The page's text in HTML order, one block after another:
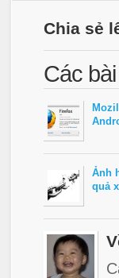
Chia sẻ
Các
Ảnh
quả